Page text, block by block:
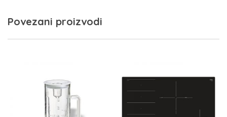
Povezani proizvodi